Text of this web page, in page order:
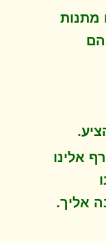
מתנות
.
אלינו
אליך.